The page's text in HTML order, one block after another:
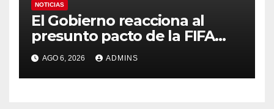
NOTICIAS
El Gobierno reacciona al
presunto pacto de la FIFA
con Marruecos para acoger
la final del Mundial 2030:
«Tiene que ser en España»
AGO 6, 2026 ADMINS